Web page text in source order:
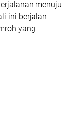
menuju
ini berjalan
yang